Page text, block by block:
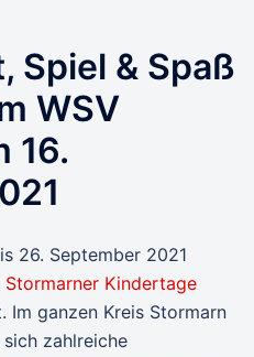
Spiel & Spaß
WSV
16.
26. September 2021
Stormarner Kindertage
Im ganzen Kreis Stormarn
zahlreiche